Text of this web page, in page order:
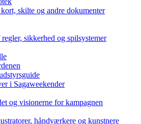
skilte og andre dokumenter
sikkerhed og spilsystemer
i Sagaweekender
og visionerne for kampagnen
håndværkere og kunstnere